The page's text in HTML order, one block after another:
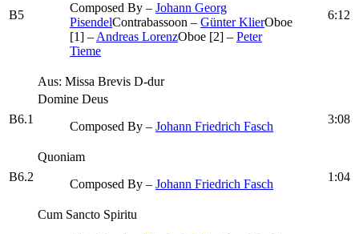
B5
Composed By – Johann Georg
PisendelContrabassoon – Günter KlierOboe
[1] – Andreas LorenzOboe [2] – Peter
Tieme
6:12
Aus: Missa Brevis D-dur
B6.1
Domine Deus
Composed By – Johann Friedrich Fasch
3:08
B6.2
Quoniam
Composed By – Johann Friedrich Fasch
1:04
Cum Sancto Spiritu